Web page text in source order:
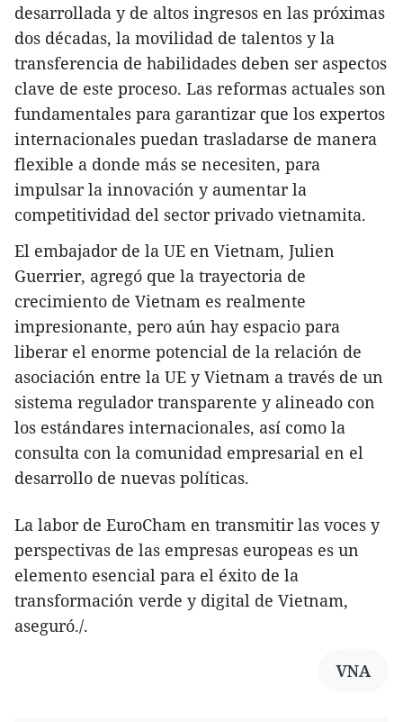
desarrollada y de altos ingresos en las próximas
dos décadas, la movilidad de talentos y la
transferencia de habilidades deben ser aspectos
clave de este proceso. Las reformas actuales son
fundamentales para garantizar que los expertos
internacionales puedan trasladarse de manera
flexible a donde más se necesiten, para
impulsar la innovación y aumentar la
competitividad del sector privado vietnamita.
El embajador de la UE en Vietnam, Julien
Guerrier, agregó que la trayectoria de
crecimiento de Vietnam es realmente
impresionante, pero aún hay espacio para
liberar el enorme potencial de la relación de
asociación entre la UE y Vietnam a través de un
sistema regulador transparente y alineado con
los estándares internacionales, así como la
consulta con la comunidad empresarial en el
desarrollo de nuevas políticas.
La labor de EuroCham en transmitir las voces y
perspectivas de las empresas europeas es un
elemento esencial para el éxito de la
transformación verde y digital de Vietnam,
aseguró./.
VNA